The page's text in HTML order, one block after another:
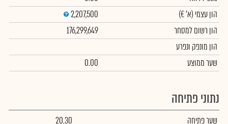
הון עצמי (א' €)
2,207,500
הון רשום למסחר
176,299,649
הון מונפק ונפרע
שער ממוצע
0.00
נתוני פתיחה
שער פתיחה 20.30